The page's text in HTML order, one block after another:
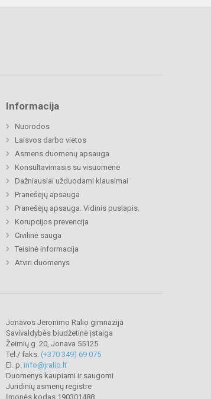
Informacija
Nuorodos
Laisvos darbo vietos
Asmens duomenų apsauga
Konsultavimasis su visuomene
Dažniausiai užduodami klausimai
Pranešėjų apsauga
Pranešėjų apsauga. Vidinis puslapis.
Korupcijos prevencija
Civilinė sauga
Teisinė informacija
Atviri duomenys
Jonavos Jeronimo Ralio gimnazija
Savivaldybės biudžetinė įstaiga
Žeimių g. 20, Jonava 55125
Tel./ faks. (+370 349) 69 075
El. p. info@jralio.lt
Duomenys kaupiami ir saugomi
Juridinių asmenų registre
Įmonės kodas 190301488